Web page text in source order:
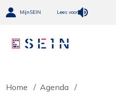
MijnSEIN Lees voor
Home Agenda